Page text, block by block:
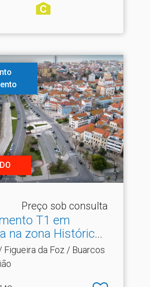
Preço sob consulta
T1 em
na zona Histórica
Figueira da Foz / Buarcos